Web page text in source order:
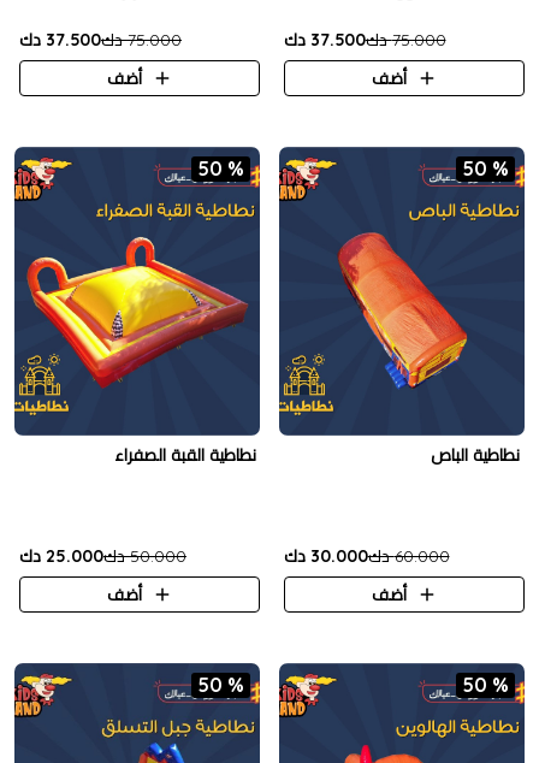
75.000 دك
37.500 دك
أضف
75.000 دك
37.500 دك
أضف
50 %
نطاطية الباص
60.000 دك
30.000 دك
أضف
50 %
نطاطية القبة الصفراء
50.000 دك
25.000 دك
أضف
50 %
50 %